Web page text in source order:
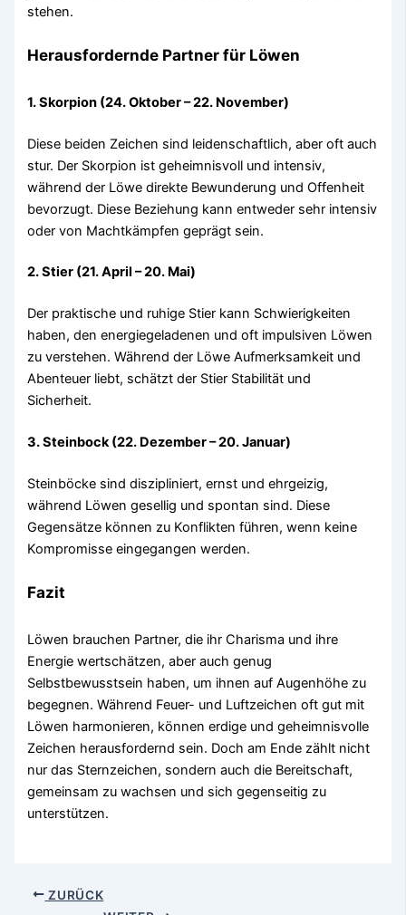
stehen.
Herausfordernde Partner für Löwen
1. Skorpion (24. Oktober – 22. November)
Diese beiden Zeichen sind leidenschaftlich, aber oft auch
stur. Der Skorpion ist geheimnisvoll und intensiv,
während der Löwe direkte Bewunderung und Offenheit
bevorzugt. Diese Beziehung kann entweder sehr intensiv
oder von Machtkämpfen geprägt sein.
2. Stier (21. April – 20. Mai)
Der praktische und ruhige Stier kann Schwierigkeiten
haben, den energiegeladenen und oft impulsiven Löwen
zu verstehen. Während der Löwe Aufmerksamkeit und
Abenteuer liebt, schätzt der Stier Stabilität und
Sicherheit.
3. Steinbock (22. Dezember – 20. Januar)
Steinböcke sind diszipliniert, ernst und ehrgeizig,
während Löwen gesellig und spontan sind. Diese
Gegensätze können zu Konflikten führen, wenn keine
Kompromisse eingegangen werden.
Fazit
Löwen brauchen Partner, die ihr Charisma und ihre
Energie wertschätzen, aber auch genug
Selbstbewusstsein haben, um ihnen auf Augenhöhe zu
begegnen. Während Feuer- und Luftzeichen oft gut mit
Löwen harmonieren, können erdige und geheimnisvolle
Zeichen herausfordernd sein. Doch am Ende zählt nicht
nur das Sternzeichen, sondern auch die Bereitschaft,
gemeinsam zu wachsen und sich gegenseitig zu
unterstützen.
ZURÜCK